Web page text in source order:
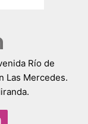
Río de
Las Mercedes.
Instagram